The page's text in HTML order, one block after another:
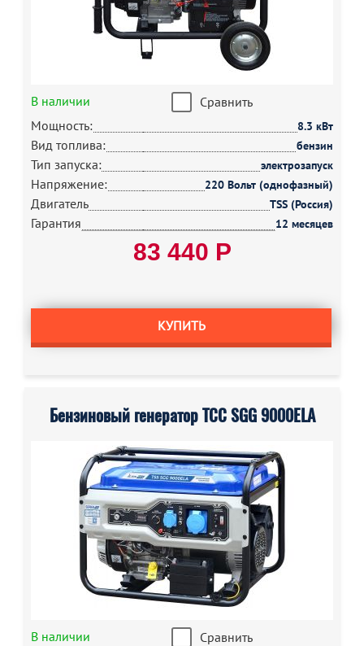
В наличии
Сравнить
Мощность:
8.3 кВт
Вид топлива: бензин
Тип запуска: электрозапуск
Напряжение: 220 Вольт (однофазный)
Двигатель TSS (Россия)
Гарантия 12 месяцев
83 440 Р
КУПИТЬ
Бензиновый генератор ТСС SGG 9000ELA
В наличии
Сравнить